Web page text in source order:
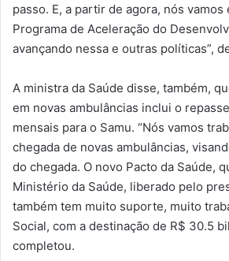
passo. E, a partir de agora, nós
Programa de Aceleração do
avançando nessa e outras políticas”,
A ministra da Saúde disse, também,
em novas ambulâncias inclui o
mensais para o Samu. “Nós vamos
chegada de novas ambulâncias,
do chegada. O novo Pacto da Saúde,
Ministério da Saúde, liberado pelo
também tem muito suporte, muito
Social, com a destinação de R$ 30.5
completou.